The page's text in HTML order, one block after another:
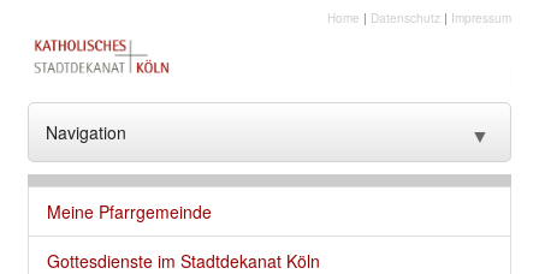
Home | Datenschutz | Impressum
Navigation ▼
??? NavText ???
??? NavText ???
Meine Pfarrgemeinde
Gottesdienste im Stadtdekanat Köln